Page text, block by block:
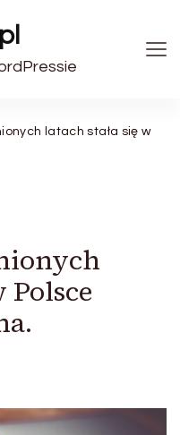
latach stała się w
Polsce